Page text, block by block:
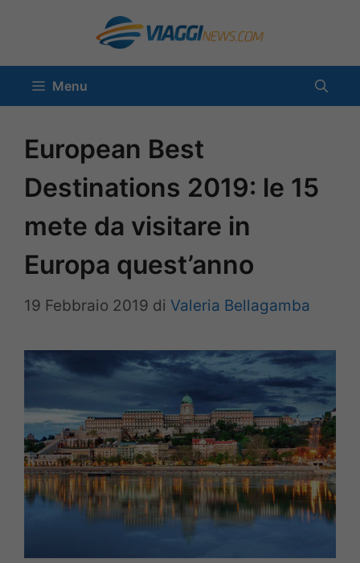
contenuto
Menu
European Best
Destinations 2019: le 15
mete da visitare in
Europa quest’anno
19 Febbraio 2019 di Valeria Bellagamba